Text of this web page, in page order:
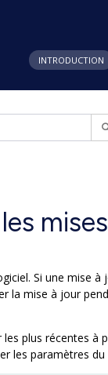
INTRODUCTION
Si une mise à
la mise à jour
plus récentes à
les paramètres du